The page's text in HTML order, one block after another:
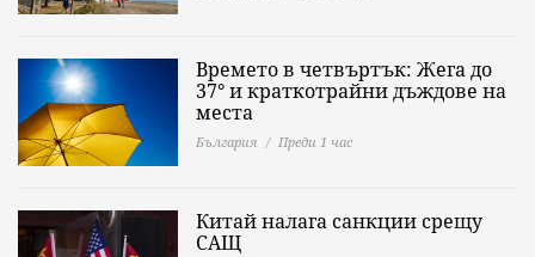
Времето в четвъртък: Жега до
37° и краткотрайни дъждове на
места
България Преди 1 час
Китай налага санкции срещу
САЩ